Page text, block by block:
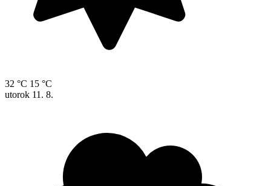
32 °C 15 °C
utorok 11. 8.